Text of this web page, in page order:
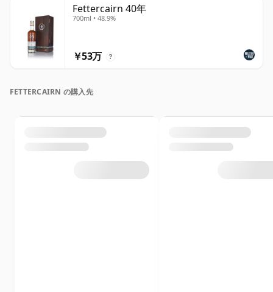
Fettercairn 40年
700ml • 48.9%
￥53万 ?
FETTERCAIRN の購入先